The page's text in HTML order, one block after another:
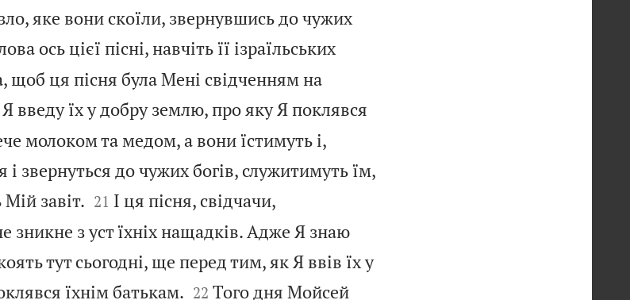
яке вони скоїли, звернувшись до чужих
ось цієї пісні, навчіть її ізраїльських
щоб ця пісня була Мені свідченням на
введу їх у добру землю, про яку Я поклявся
молоком та медом, а вони їстимуть і,
звернуться до чужих богів, служитимуть їм,
завіт.
21 І ця пісня, свідчачи,
зникне з уст їхніх нащадків. Адже Я знаю
тут сьогодні, ще перед тим, як Я ввів їх у
їхнім батькам.
22 Того дня Мойсей